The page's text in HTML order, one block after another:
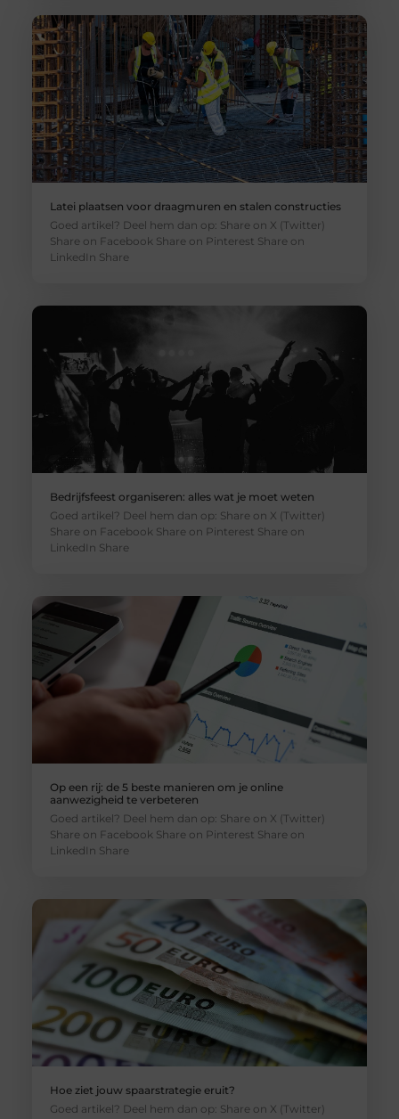
Latei plaatsen voor draagmuren en stalen constructies
Goed artikel? Deel hem dan op: Share on X (Twitter)
Share on Facebook Share on Pinterest Share on
LinkedIn Share
Bedrijfsfeest organiseren: alles wat je moet weten
Goed artikel? Deel hem dan op: Share on X (Twitter)
Share on Facebook Share on Pinterest Share on
LinkedIn Share
Op een rij: de 5 beste manieren om je online
aanwezigheid te verbeteren
Goed artikel? Deel hem dan op: Share on X (Twitter)
Share on Facebook Share on Pinterest Share on
LinkedIn Share
Hoe ziet jouw spaarstrategie eruit?
Goed artikel? Deel hem dan op: Share on X (Twitter)